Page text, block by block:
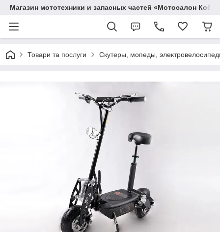
Магазин мототехники и запасных частей «Мотосалон
Товари та послуги Скутеры, мопеды,